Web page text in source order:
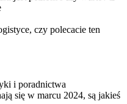
czy polecacie ten
i poradnictwa
się w marcu 2024, są jakieś